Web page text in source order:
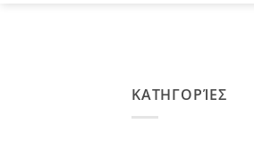
ΚΑΤΗΓΟΡΊΕΣ